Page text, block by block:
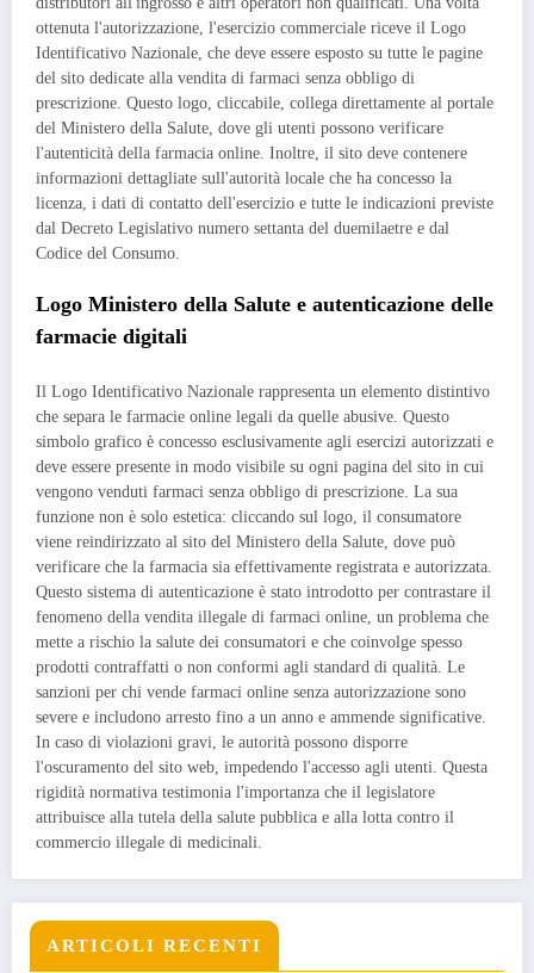
ottenuta l'autorizzazione, l'esercizio commerciale riceve il Logo
Identificativo Nazionale, che deve essere esposto su tutte le pagine
del sito dedicate alla vendita di farmaci senza obbligo di
prescrizione. Questo logo, cliccabile, collega direttamente al portale
del Ministero della Salute, dove gli utenti possono verificare
l'autenticità della farmacia online. Inoltre, il sito deve contenere
informazioni dettagliate sull'autorità locale che ha concesso la
licenza, i dati di contatto dell'esercizio e tutte le indicazioni previste
dal Decreto Legislativo numero settanta del duemilaetre e dal
Codice del Consumo.
Logo Ministero della Salute e autenticazione delle
farmacie digitali
Il Logo Identificativo Nazionale rappresenta un elemento distintivo
che separa le farmacie online legali da quelle abusive. Questo
simbolo grafico è concesso esclusivamente agli esercizi autorizzati e
deve essere presente in modo visibile su ogni pagina del sito in cui
vengono venduti farmaci senza obbligo di prescrizione. La sua
funzione non è solo estetica: cliccando sul logo, il consumatore
viene reindirizzato al sito del Ministero della Salute, dove può
verificare che la farmacia sia effettivamente registrata e autorizzata.
Questo sistema di autenticazione è stato introdotto per contrastare il
fenomeno della vendita illegale di farmaci online, un problema che
mette a rischio la salute dei consumatori e che coinvolge spesso
prodotti contraffatti o non conformi agli standard di qualità. Le
sanzioni per chi vende farmaci online senza autorizzazione sono
severe e includono arresto fino a un anno e ammende significative.
In caso di violazioni gravi, le autorità possono disporre
l'oscuramento del sito web, impedendo l'accesso agli utenti. Questa
rigidità normativa testimonia l'importanza che il legislatore
attribuisce alla tutela della salute pubblica e alla lotta contro il
commercio illegale di medicinali.
ARTICOLI RECENTI